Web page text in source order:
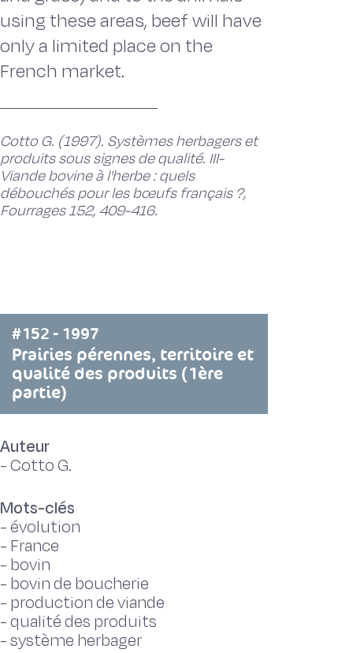
using these areas, beef will have
only a limited place on the
French market.
Cotto G. (1997). Systèmes herbagers et
produits sous signes de qualité. III-
Viande bovine à l'herbe : quels
débouchés pour les bœufs français ?,
Fourrages 152, 409-416.
#152 - 1997
Prairies pérennes, territoire et
qualité des produits (1ère
partie)
Auteur
-Cotto G.
Mots-clés
-évolution
- France
- bovin
- bovin de boucherie
- production de viande
-qualité des produits
-système herbager